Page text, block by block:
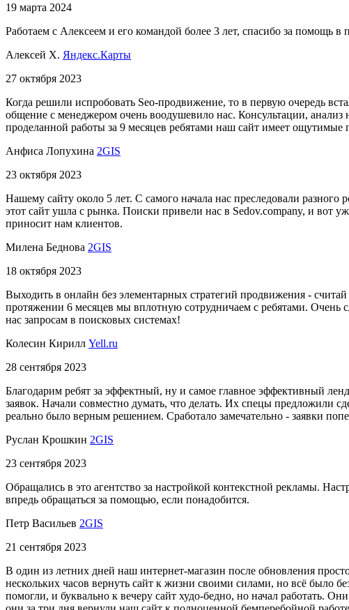
19 марта 2024
Работаем с Алексеем и его командой более 3 лет, спасибо за помощь
Алексей Х. Яндекс.Карты
27 октября 2023
Когда решили испробовать Seo-продвижение, то в первую очередь
общение с менеджером очень воодушевило нас. Консультации, анализ
проделанной работы за 9 месяцев ребятами наш сайт имеет
Анфиса Лопухина 2GIS
23 октября 2023
Нашему сайту около 5 лет. С самого начала нас преследовали
этот сайт ушла с рынка. Поиски привели нас в Sedov.company, и вот
приносит нам клиентов.
Милена Беднова 2GIS
18 октября 2023
Выходить в онлайн без элементарных стратегий продвижения -
протяжении 6 месяцев мы вплотную сотрудничаем с ребятами.
нас запросам в поисковых системах!
Колесин Кирилл Yell.ru
28 сентября 2023
Благодарим ребят за эффектный, ну и самое главное эффективный
заявок. Начали совместно думать, что делать. Их спецы предложили
реально было верным решением. Сработало замечательно - заявки
Руслан Крошкин 2GIS
23 сентября 2023
Обращались в это агентство за настройкой контекстной рекламы.
впредь обращаться за помощью, если понадобится.
Петр Васильев 2GIS
21 сентября 2023
В один из летних дней наш интернет-магазин после обновления
нескольких часов вернуть сайт к жизни своими силами, но всё было
помогли, и буквально к вечеру сайт худо-бедно, но начал работать.